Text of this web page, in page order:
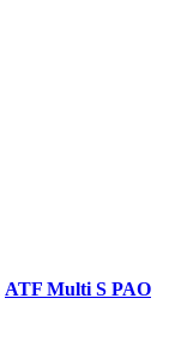
ATF Multi S PAO